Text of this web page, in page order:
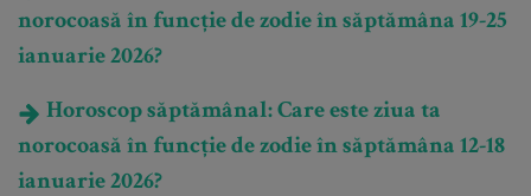
norocoasă în funcție de zodie în săptămâna 19-25
ianuarie 2026?
Horoscop săptămânal: Care este ziua ta
norocoasă în funcție de zodie în săptămâna 12-18
ianuarie 2026?